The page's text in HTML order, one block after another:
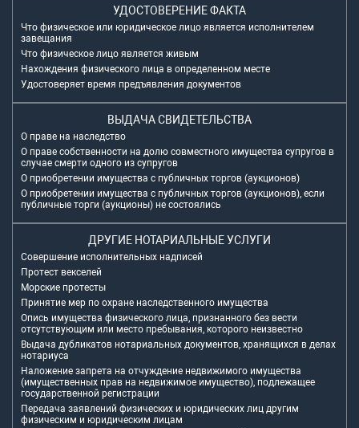
УДОСТОВЕРЕНИЕ ФАКТА
Что физическое или юридическое лицо является исполнителем
завещания
Что физическое лицо является живым
Нахождения физического лица в определенном месте
Удостоверяет время предъявления документов
ВЫДАЧА СВИДЕТЕЛЬСТВА
О праве на наследство
О праве собственности на долю совместного имущества супругов в
случае смерти одного из супругов
О приобретении имущества с публичных торгов (аукционов)
О приобретении имущества с публичных торгов (аукционов), если
публичные торги (аукционы) не состоялись
ДРУГИЕ НОТАРИАЛЬНЫЕ УСЛУГИ
Совершение исполнительных надписей
Протест векселей
Морские протесты
Принятие мер по охране наследственного имущества
Опись имущества физического лица, признанного без вести
отсутствующим или место пребывания, которого неизвестно
Выдача дубликатов нотариальных документов, хранящихся в делах
нотариуса
Наложение запрета на отчуждение недвижимого имущества
(имущественных прав на недвижимое имущество), подлежащее
государственной регистрации
Передача заявлений физических и юридических лиц другим
физическим и юридическим лицам